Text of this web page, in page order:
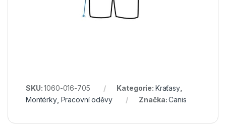
SKU:1060-016-705 Kategorie: Kraťasy,
Montérky, Pracovní oděvy Značka:Canis